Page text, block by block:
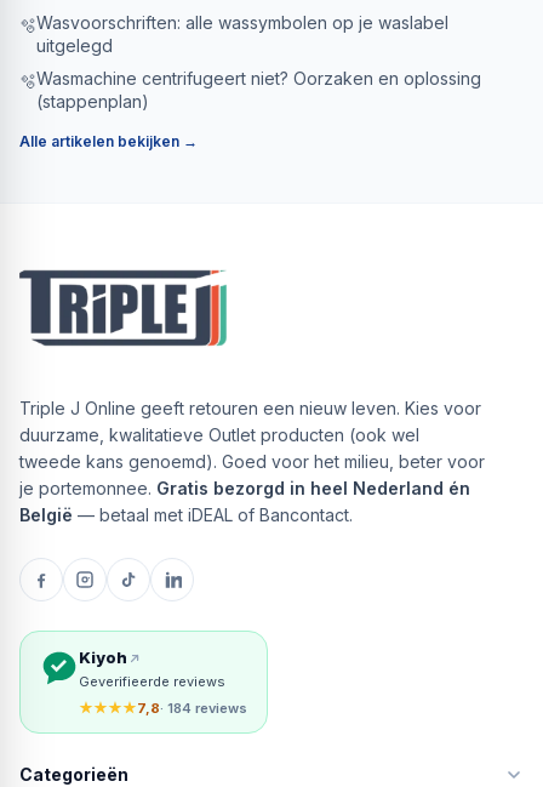
🫧Wasvoorschriften: alle wassymbolen op je waslabel
uitgelegd
🫧Wasmachine centrifugeert niet? Oorzaken en oplossing
(stappenplan)
Alle artikelen bekijken →
Triple J Online geeft retouren een nieuw leven. Kies voor
duurzame, kwalitatieve Outlet producten (ook wel
tweede kans genoemd). Goed voor het milieu, beter voor
je portemonnee. Gratis bezorgd in heel Nederland én
België — betaal met iDEAL of Bancontact.
Kiyoh
Geverifieerde reviews
★★★★7,8· 184 reviews
Categorieën